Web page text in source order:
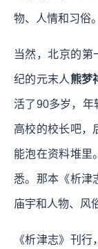
物、人情和习俗。
当然，北京的第
纪的元末人 熊梦
活了90多岁，年
高校的校长吧，
能泡在资料堆里
悉。那本《析津
庙宇和人物、风
《析津志》刊